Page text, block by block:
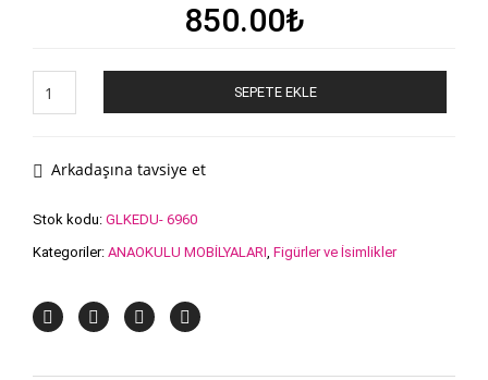
850.00₺
İSİMLİĞİ
SEPETE EKLE
Arkadaşına tavsiye et
Stok kodu: GLKEDU- 6960
Kategoriler: ANAOKULU MOBİLYALARI Figürler ve İsimlikler